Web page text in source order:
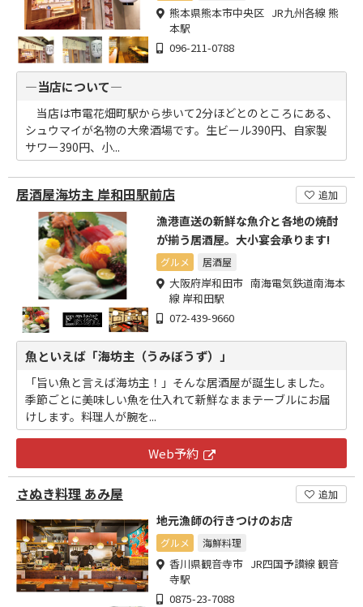
熊本県熊本市中央区 JR九州各線 熊
本駅
096-211-0788
―当店について―
当店は市電花畑町駅から歩いて2分ほどとのところにある、
シュウマイが名物の大衆酒場です。生ビール390円、自家製
サワー390円、小...
居酒屋海坊主 岸和田駅前店 追加
漁港直送の新鮮な魚介と各地の焼酎
が揃う居酒屋。大小宴会承ります!
グルメ 居酒屋
大阪府岸和田市 南海電気鉄道南海本
線 岸和田駅
072-439-9660
魚といえば「海坊主（うみぼうず）」
「旨い魚と言えば海坊主！」そんな居酒屋が誕生しました。
季節ごとに美味しい魚を仕入れて新鮮なままテーブルにお届
けします。料理人が腕を...
Web予約
さぬき料理 あみ屋 追加
地元漁師の行きつけのお店
グルメ 海鮮料理
香川県観音寺市 JR四国予讃線 観音
寺駅
0875-23-7088